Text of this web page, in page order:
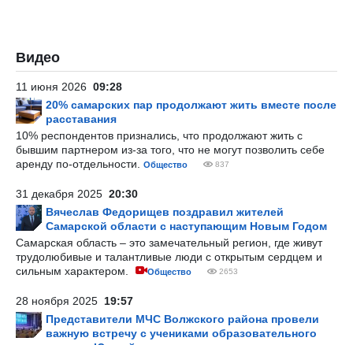
Видео
11 июня 2026 09:28
20% самарских пар продолжают жить вместе после
расставания
10% респондентов признались, что продолжают жить с
бывшим партнером из-за того, что не могут позволить себе
аренду по-отдельности.
Общество 837
31 декабря 2025 20:30
Вячеслав Федорищев поздравил жителей
Самарской области с наступающим Новым Годом
Самарская область – это замечательный регион, где живут
трудолюбивые и талантливые люди с открытым сердцем и
сильным характером.
Общество 2653
28 ноября 2025 19:57
Представители МЧС Волжского района провели
важную встречу с учениками образовательного